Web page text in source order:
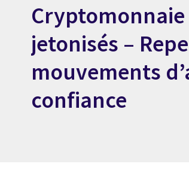
jetonisés –
mouvements
confiance